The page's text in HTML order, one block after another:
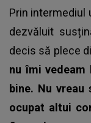
Prin intermediul
dezvăluit
decis să plece
nu îmi vedeam
bine. Nu
ocupat altui